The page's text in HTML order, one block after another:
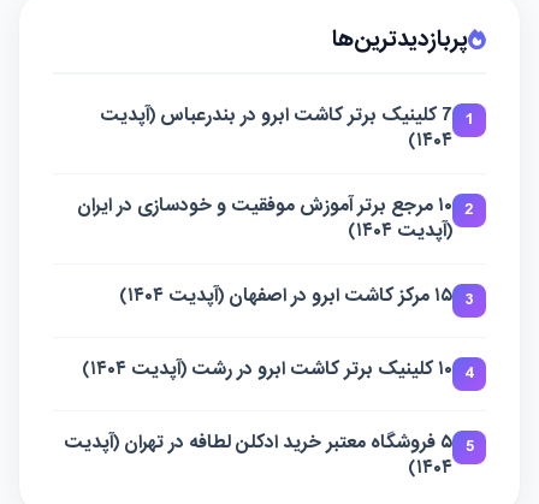
پربازدیدترین‌ها
1
7 کلینیک برتر کاشت ابرو در بندرعباس (آپدیت
۱۴۰۴)
2
۱۰ مرجع برتر آموزش موفقیت و خودسازی در ایران
(آپدیت ۱۴۰۴)
3 ۱۵ مرکز کاشت ابرو در اصفهان (آپدیت ۱۴۰۴)
4 ۱۰ کلینیک برتر کاشت ابرو در رشت (آپدیت ۱۴۰۴)
5
۵ فروشگاه معتبر خرید ادکلن لطافه در تهران (آپدیت
۱۴۰۴)